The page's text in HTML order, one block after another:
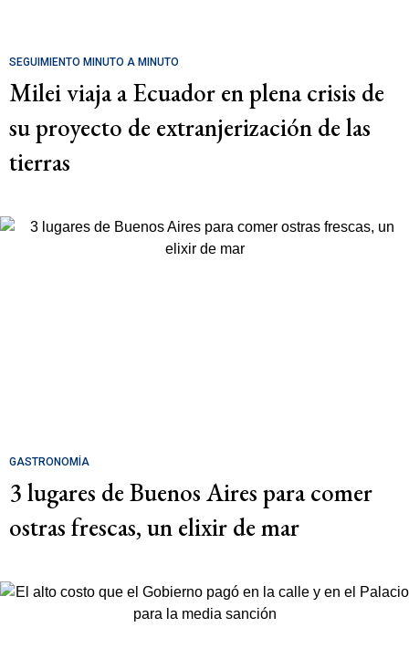
SEGUIMIENTO MINUTO A MINUTO
Milei viaja a Ecuador en plena crisis de
su proyecto de extranjerización de las
tierras
GASTRONOMÍA
3 lugares de Buenos Aires para comer
ostras frescas, un elixir de mar